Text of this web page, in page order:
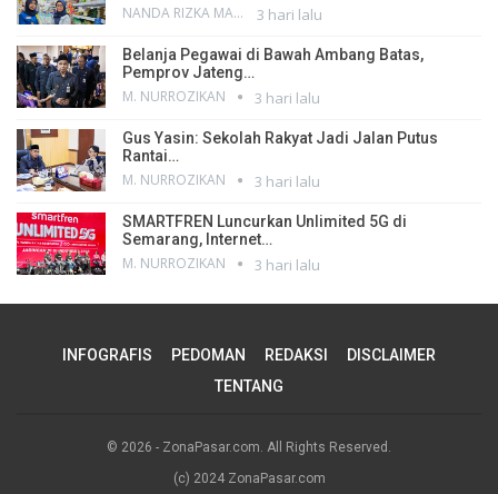
NANDA RIZKA MAHENDRA 3 hari lalu
Belanja Pegawai di Bawah Ambang Batas,
Pemprov Jateng…
M. NURROZIKAN 3 hari lalu
Gus Yasin: Sekolah Rakyat Jadi Jalan Putus
Rantai…
M. NURROZIKAN 3 hari lalu
SMARTFREN Luncurkan Unlimited 5G di
Semarang, Internet…
M. NURROZIKAN 3 hari lalu
INFOGRAFIS PEDOMAN REDAKSI
DISCLAIMER
TENTANG
© 2026 - ZonaPasar.com. All Rights Reserved.
(c) 2024 ZonaPasar.com